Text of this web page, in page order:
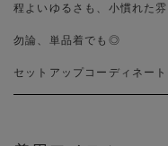
程よいゆるさも、小慣れた
勿論、単品着でも◎
セットアップコーディネー